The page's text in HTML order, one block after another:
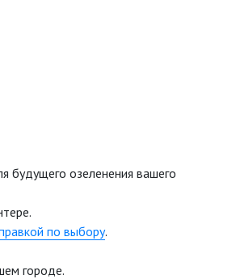
будущего озеленения вашего
по выбору.
городе.